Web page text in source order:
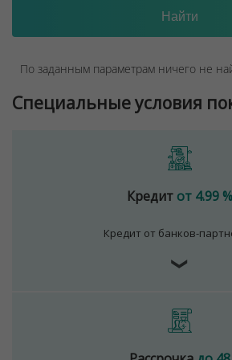
По заданным параметрам ничего не
Специальные условия
Кредит от 4.99 %
Кредит от банков-
❯